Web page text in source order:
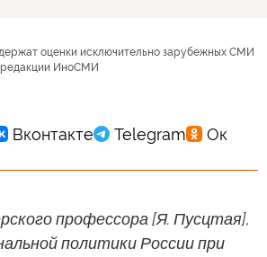
оценки исключительно зарубежных СМИ
ИноСМИ
профессора [Я. Пусцтая],
политики России при